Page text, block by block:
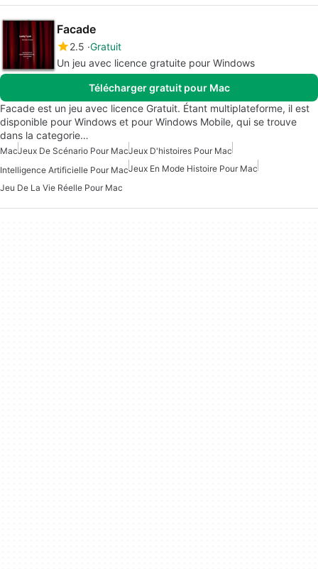
Facade
2.5 Gratuit
Un jeu avec licence gratuite pour Windows
Télécharger gratuit pour Mac
Facade est un jeu avec licence Gratuit. Étant multiplateforme, il est
disponible pour Windows et pour Windows Mobile, qui se trouve
dans la categorie…
MacJeux De Scénario Pour MacJeux D'histoires Pour Mac
Intelligence Artificielle Pour MacJeux En Mode Histoire Pour Mac
Jeu De La Vie Réelle Pour Mac